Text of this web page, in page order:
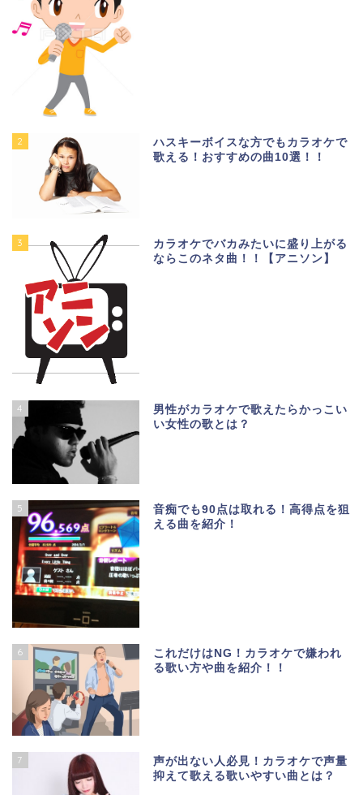
2
ハスキーボイスな方でもカラオケで
歌える！おすすめの曲10選！！
3
カラオケでバカみたいに盛り上がる
ならこのネタ曲！！【アニソン】
4
男性がカラオケで歌えたらかっこい
い女性の歌とは？
5
音痴でも90点は取れる！高得点を狙
える曲を紹介！
6
これだけはNG！カラオケで嫌われ
る歌い方や曲を紹介！！
7
声が出ない人必見！カラオケで声量
抑えて歌える歌いやすい曲とは？